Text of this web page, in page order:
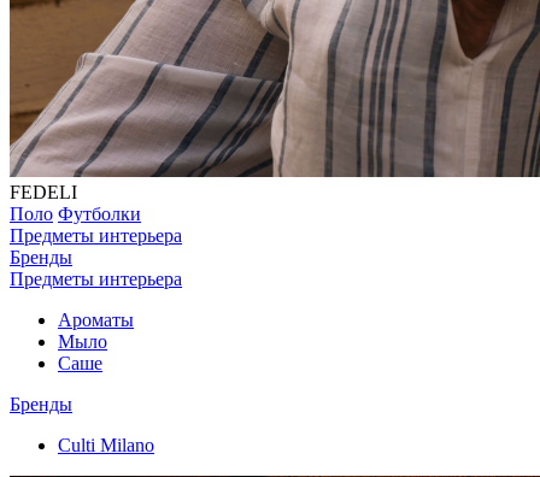
FEDELI
Поло Футболки
Предметы интерьера
Бренды
Предметы интерьера
Ароматы
Мыло
Саше
Бренды
Culti Milano